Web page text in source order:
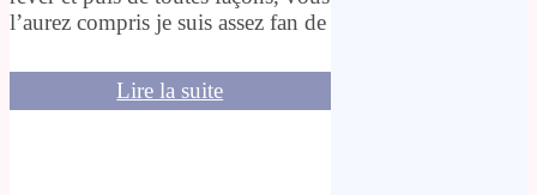
l’aurez compris je suis assez fan de
Lire la suite